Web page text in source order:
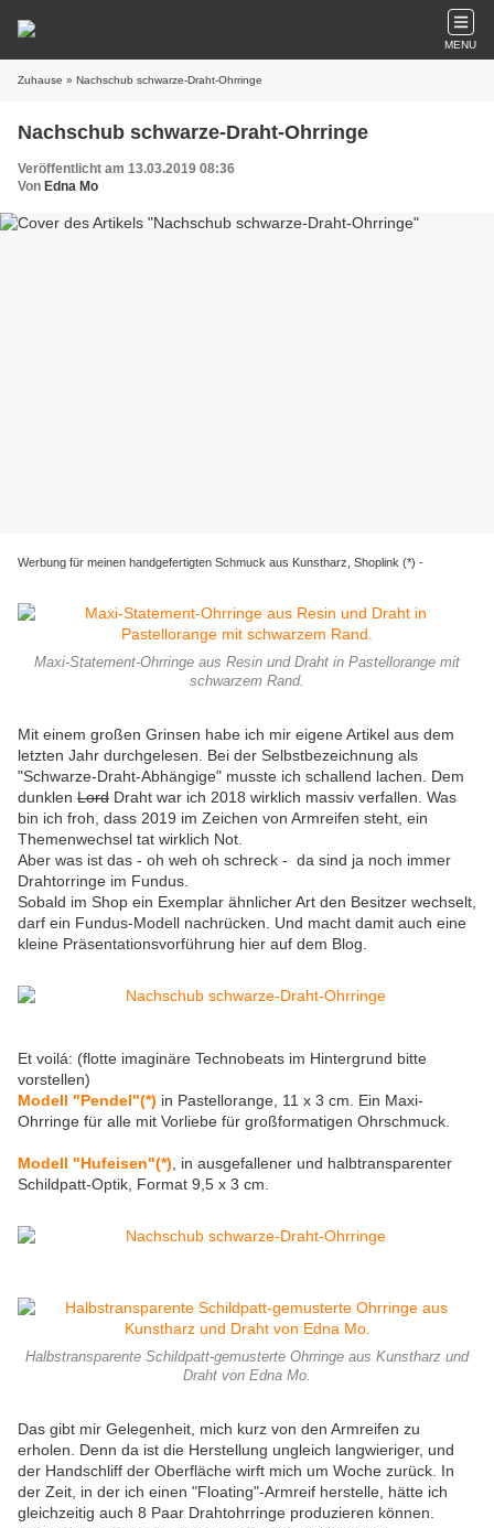
MENU
Zuhause » Nachschub schwarze-Draht-Ohrringe
Nachschub schwarze-Draht-Ohrringe
Veröffentlicht am 13.03.2019 08:36
Von Edna Mo
Werbung für meinen handgefertigten Schmuck aus Kunstharz, Shoplink (*) -
Maxi-Statement-Ohrringe aus Resin und Draht in Pastellorange mit
schwarzem Rand.
Mit einem großen Grinsen habe ich mir eigene Artikel aus dem
letzten Jahr durchgelesen. Bei der Selbstbezeichnung als
"Schwarze-Draht-Abhängige" musste ich schallend lachen. Dem
dunklen Lord Draht war ich 2018 wirklich massiv verfallen. Was
bin ich froh, dass 2019 im Zeichen von Armreifen steht, ein
Themenwechsel tat wirklich Not.
Aber was ist das - oh weh oh schreck - da sind ja noch immer
Drahtorringe im Fundus.
Sobald im Shop ein Exemplar ähnlicher Art den Besitzer wechselt,
darf ein Fundus-Modell nachrücken. Und macht damit auch eine
kleine Präsentationsvorführung hier auf dem Blog.
Et voilá: (flotte imaginäre Technobeats im Hintergrund bitte
vorstellen)
Modell "Pendel"(*) in Pastellorange, 11 x 3 cm. Ein Maxi-
Ohrringe für alle mit Vorliebe für großformatigen Ohrschmuck.
Modell "Hufeisen"(*) , in ausgefallener und halbtransparenter
Schildpatt-Optik, Format 9,5 x 3 cm.
Halbstransparente Schildpatt-gemusterte Ohrringe aus Kunstharz und
Draht von Edna Mo.
Das gibt mir Gelegenheit, mich kurz von den Armreifen zu
erholen. Denn da ist die Herstellung ungleich langwieriger, und
der Handschliff der Oberfläche wirft mich um Woche zurück. In
der Zeit, in der ich einen "Floating"-Armreif herstelle, hätte ich
gleichzeitig auch 8 Paar Drahtohrringe produzieren können.